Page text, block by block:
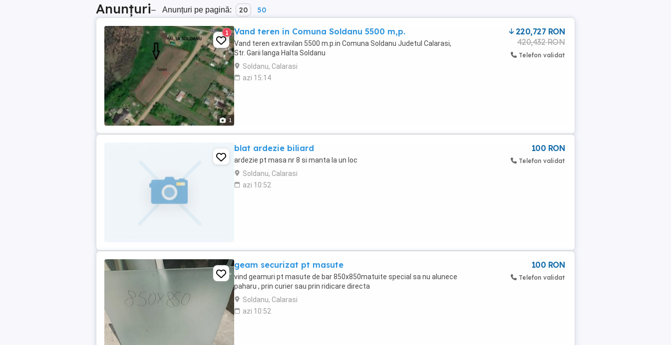
Anunțuri– Anunțuri pe pagină: 20 50
1
1 Vand teren in Comuna Soldanu 5500 m,p.
Vand teren extravilan 5500 m.p.in Comuna Soldanu Judetul Calarasi,
Str. Garii langa Halta Soldanu
Soldanu, Calarasi
azi 15:14
220,727 RON
420,432 RON
Telefon validat
blat ardezie biliard
ardezie pt masa nr 8 si manta la un loc
Soldanu, Calarasi
azi 10:52
100 RON
Telefon validat
geam securizat pt masute
vind geamuri pt masute de bar 850x850matuite special sa nu alunece
paharu , prin curier sau prin ridicare directa
Soldanu, Calarasi
azi 10:52
100 RON
Telefon validat